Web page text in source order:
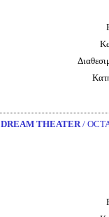
DREAM THEATER /